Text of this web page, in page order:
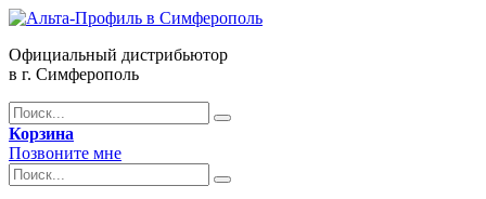
Официальный дистрибьютор
в г. Симферополь
Корзина
Позвоните мне